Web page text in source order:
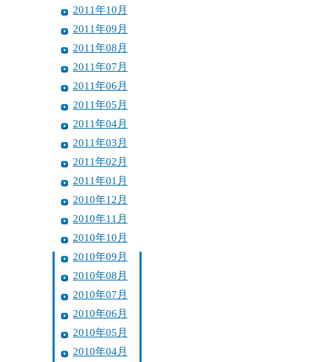
2011年10月
2011年09月
2011年08月
2011年07月
2011年06月
2011年05月
2011年04月
2011年03月
2011年02月
2011年01月
2010年12月
2010年11月
2010年10月
2010年09月
2010年08月
2010年07月
2010年06月
2010年05月
2010年04月